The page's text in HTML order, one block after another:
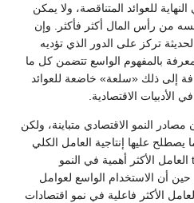
للعوائد المتناقصة، ولا يمكن
من رأس المال أكثر فأكثر. وإن
تركز على الدور الذي تؤديه
بالمفهوم الواسع تتضمن كل ما
إلى ذلك «سلعة» خاضعة للعوائد
الاقتصادية.
مصادر النمو الاقتصادي متباينة، ولكن
يصطلح عليها إنتاجية العامل الكلي
total factor productivity (TFP) العامل الأكثر أهمية في النمو
حين أن الاستخدام الواسع لعوامل
الأكثر فاعلية في نمو اقتصادات